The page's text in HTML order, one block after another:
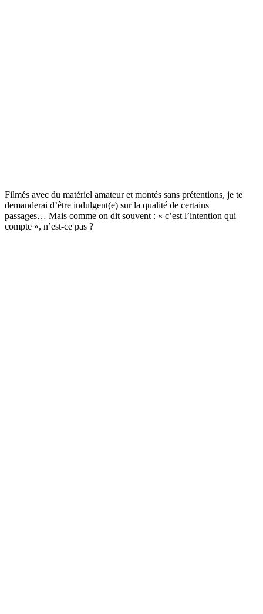
Filmés avec du matériel amateur et montés sans prétentions, je te
demanderai d’être indulgent(e) sur la qualité de certains
passages… Mais comme on dit souvent : « c’est l’intention qui
compte », n’est-ce pas ?